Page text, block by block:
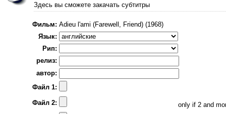
Здесь вы сможете закачать субтитры
Фильм: Adieu l'ami (Farewell, Friend) (1968)
Язык:
Рип:
релиз:
автор:
Файл 1:
Файл 2:
only if 2 and